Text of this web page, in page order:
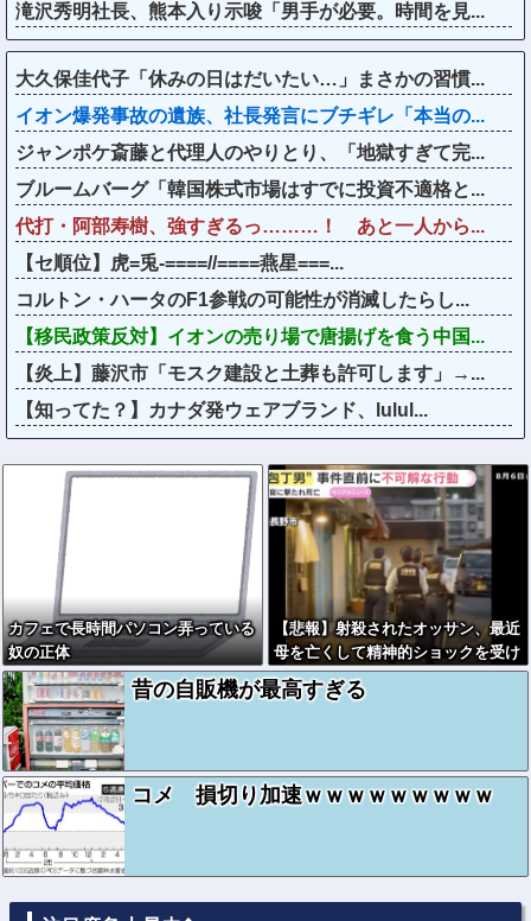
滝沢秀明社長、熊本入り示唆「男手が必要。時間を見...
大久保佳代子「休みの日はだいたい…」まさかの習慣...
イオン爆発事故の遺族、社長発言にブチギレ「本当の...
ジャンポケ斎藤と代理人のやりとり、「地獄すぎて完...
ブルームバーグ「韓国株式市場はすでに投資不適格と...
代打・阿部寿樹、強すぎるっ………！ あと一人から...
【セ順位】虎=兎-====//====燕星===...
コルトン・ハータのF1参戦の可能性が消滅したらし...
【移民政策反対】イオンの売り場で唐揚げを食う中国...
【炎上】藤沢市「モスク建設と土葬も許可します」→...
【知ってた？】カナダ発ウェアブランド、lulul...
カフェで長時間パソコン弄っている
奴の正体
【悲報】射殺されたオッサン、最近
母を亡くして精神的ショックを受け
ていたと判明・・・
昔の自販機が最高すぎる
コメ 損切り加速ｗｗｗｗｗｗｗｗｗ